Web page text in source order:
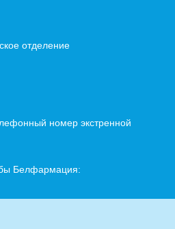
отделение
номер экстренной
Белфармация: